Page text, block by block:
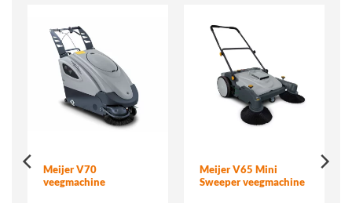
Meijer V70
veegmachine
Meijer V65 Mini
Sweeper veegmachine